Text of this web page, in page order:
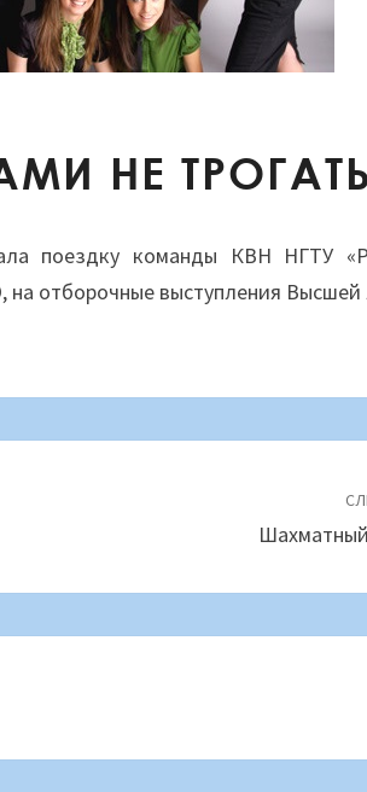
НЕ
НЕ
поездку команды КВН НГТУ
отборочные выступления